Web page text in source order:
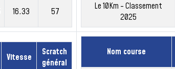
16.33 57
Le 10Km - Classement
2025
Vitesse
Scratch
général
Nom course